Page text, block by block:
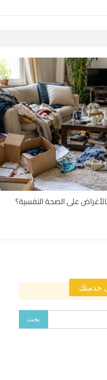
على الصحة النفسية؟
خدمتك